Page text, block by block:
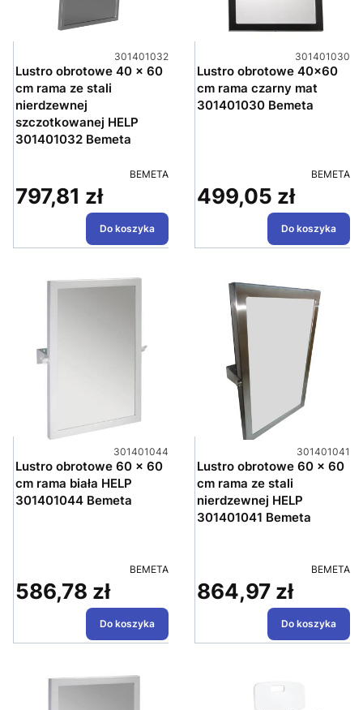
Kod produktu
301401032
Lustro obrotowe 40 x 60
cm rama ze stali
nierdzewnej
szczotkowanej HELP
301401032 Bemeta
PRODUCENT
BEMETA
Cena
797,81 zł
Do koszyka
Kod produktu
301401030
Lustro obrotowe 40x60
cm rama czarny mat
301401030 Bemeta
BEMETA
Cena
499,05 zł
Do koszyka
Kod produktu
301401044
Lustro obrotowe 60 x 60
cm rama biała HELP
301401044 Bemeta
PRODUCENT
BEMETA
Cena
586,78 zł
Do koszyka
Kod produktu
301401041
Lustro obrotowe 60 x 60
cm rama ze stali
nierdzewnej HELP
301401041 Bemeta
BEMETA
Cena
864,97 zł
Do koszyka